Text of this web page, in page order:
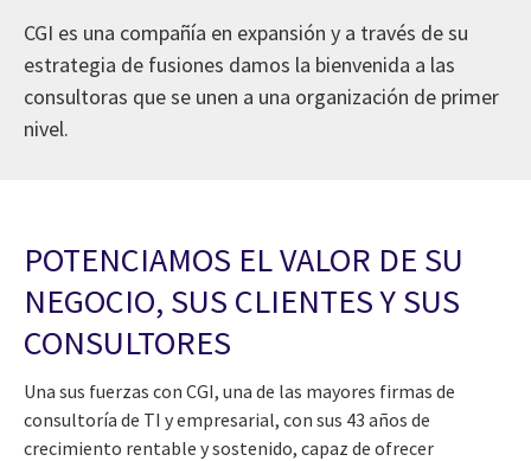
CGI es una compañía en expansión y a través de su
estrategia de fusiones damos la bienvenida a las
consultoras que se unen a una organización de primer
nivel.
POTENCIAMOS EL VALOR DE SU
NEGOCIO, SUS CLIENTES Y SUS
CONSULTORES
Una sus fuerzas con CGI, una de las mayores firmas de
consultoría de TI y empresarial, con sus 43 años de
crecimiento rentable y sostenido, capaz de ofrecer